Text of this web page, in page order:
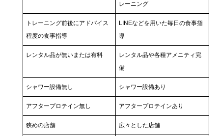
レーニング
トレーニング前後にアドバイス
程度の食事指導
LINEなどを用いた毎日の食事指
導
レンタル品が無いまたは有料
レンタル品や各種アメニティ完
備
シャワー設備無し シャワー設備あり
アフタープロテイン無し アフタープロテインあり
狭めの店舗 広々とした店舗